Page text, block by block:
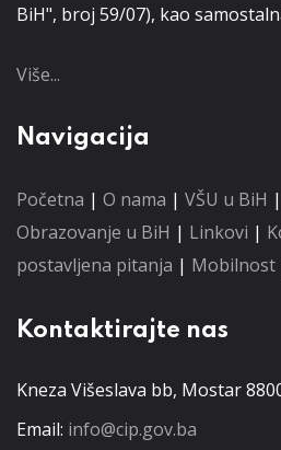
BiH", broj 59/07), kao
Više...
Navigacija
Početna | O nama | VŠU u BiH |
Obrazovanje u BiH | Linkovi |
postavljena pitanja | Mobilnost
Kontaktirajte nas
Kneza Višeslava bb, Mostar
Email: info@cip.gov.ba